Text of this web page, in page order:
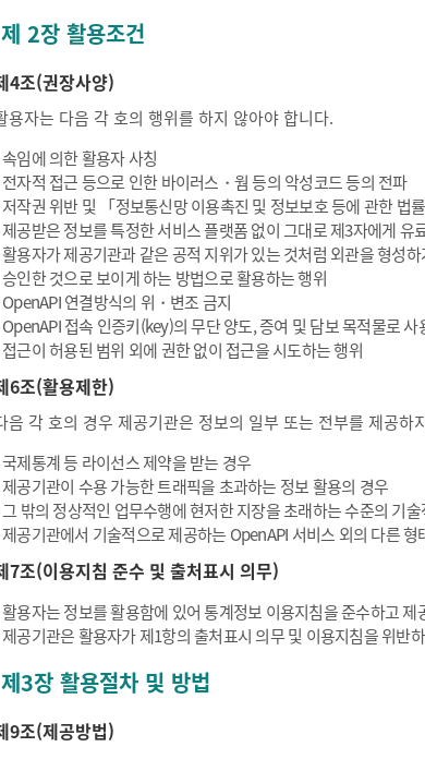
제 2장 활용조건
4조(권장사양)
용자는 다음 각 호의 행위를 하지 않아야 합니다.
속임에 의한 활용자 사칭
전자적 접근 등으로 인한 바이러스・웜 등의 악성코드 등의 전파
저작권 위반 및 「정보통신망 이용촉진 및 정보보호 등에 관한 법
제공받은 정보를 특정한 서비스 플랫폼 없이 그대로 제3자에게 유
활용자가 제공기관과 같은 공적 지위가 있는 것처럼 외관을 형성
승인한 것으로 보이게 하는 방법으로 활용하는 행위
OpenAPI 연결방식의 위・변조 금지
OpenAPI 접속 인증키(key)의 무단 양도, 증여 및 담보 목적물로 사
접근이 허용된 범위 외에 권한 없이 접근을 시도하는 행위
6조(활용제한)
음 각 호의 경우 제공기관은 정보의 일부 또는 전부를 제공하
국제통계 등 라이선스 제약을 받는 경우
제공기관이 수용 가능한 트래픽을 초과하는 정보 활용의 경우
그 밖의 정상적인 업무수행에 현저한 지장을 초래하는 수준의 기
제공기관에서 기술적으로 제공하는 OpenAPI 서비스 외의 다른
7조(이용지침 준수 및 출처표시 의무)
활용자는 정보를 활용함에 있어 통계정보 이용지침을 준수하고
제공기관은 활용자가 제1항의 출처표시 의무 및 이용지침을 위반
제3장 활용절차 및 방법
9조(제공방법)